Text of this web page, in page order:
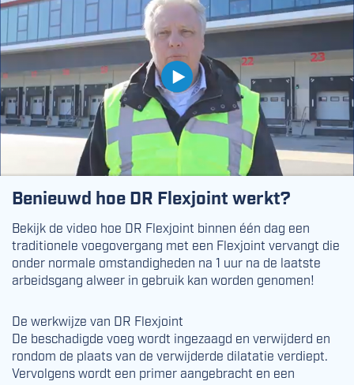
Benieuwd hoe DR Flexjoint werkt?
Bekijk de video hoe DR Flexjoint binnen één dag een
traditionele voegovergang met een Flexjoint vervangt die
onder normale omstandigheden na 1 uur na de laatste
arbeidsgang alweer in gebruik kan worden genomen!
De werkwijze van DR Flexjoint
De beschadigde voeg wordt ingezaagd en verwijderd en
rondom de plaats van de verwijderde dilatatie verdiept.
Vervolgens wordt een primer aangebracht en een